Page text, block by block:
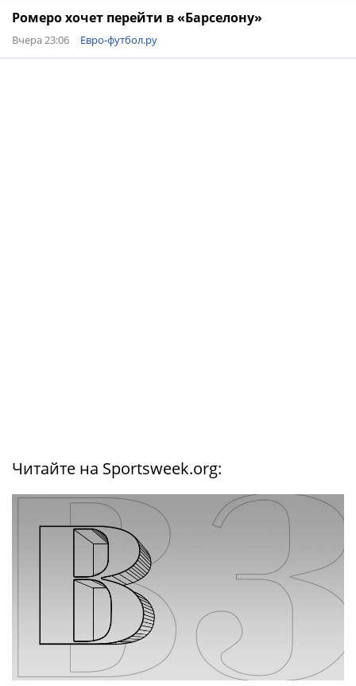
Ромеро хочет перейти в «Барселону»
Вчера 23:06 Евро-футбол.ру
Читайте на Sportsweek.org: